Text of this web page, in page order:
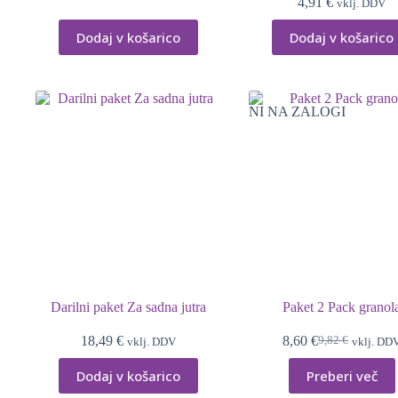
Dodaj v košarico
vklj. DDV
Dodaj v košarico
Darilni paket Za sadna jutra
18,49€ vklj. DDV
Dodaj v košarico
NI NA ZALOGI
Paket 2 Pack
9,82€
Izvirna
cena
je
8,60€Trenutna
cena
je:
vklj.
Preberi več